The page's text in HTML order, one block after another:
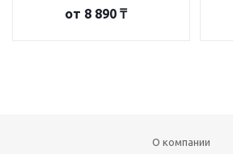
от 8 890 ₸
О компании